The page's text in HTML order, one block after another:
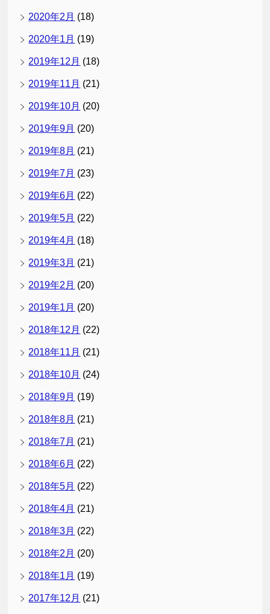
2020年2月 (18)
2020年1月 (19)
2019年12月 (18)
2019年11月 (21)
2019年10月 (20)
2019年9月 (20)
2019年8月 (21)
2019年7月 (23)
2019年6月 (22)
2019年5月 (22)
2019年4月 (18)
2019年3月 (21)
2019年2月 (20)
2019年1月 (20)
2018年12月 (22)
2018年11月 (21)
2018年10月 (24)
2018年9月 (19)
2018年8月 (21)
2018年7月 (21)
2018年6月 (22)
2018年5月 (22)
2018年4月 (21)
2018年3月 (22)
2018年2月 (20)
2018年1月 (19)
2017年12月 (21)